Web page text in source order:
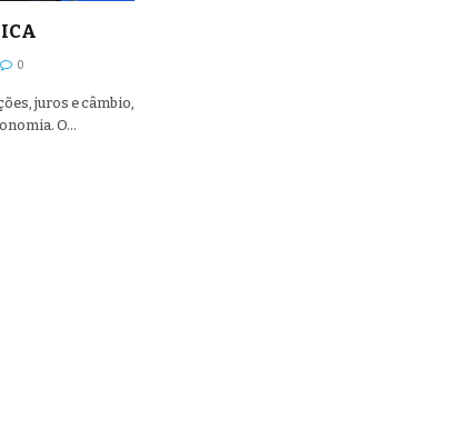
0
juros e câmbio,
O…